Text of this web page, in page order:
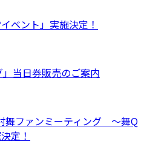
ベント」実施決定！
」当日券販売のご案内
舞ファンミーティング 〜舞Q
定！